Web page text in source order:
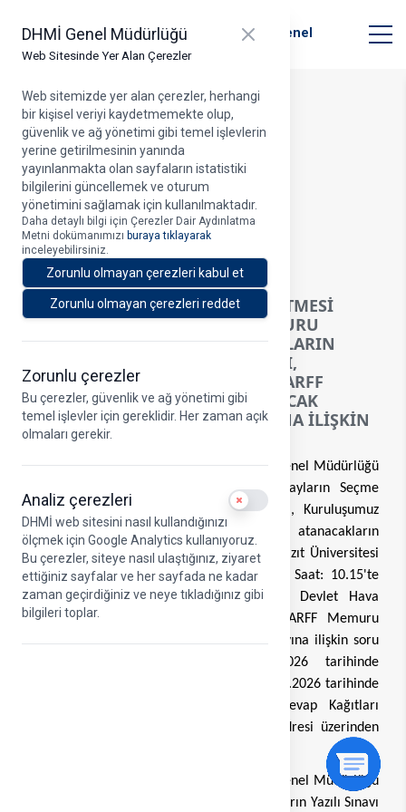
DHMİ Genel Müdürlüğü
Web Sitesinde Yer Alan Çerezler
Close panel
Web sitemizde yer alan çerezler, herhangi
bir kişisel veriyi kaydetmemekte olup,
güvenlik ve ağ yönetimi gibi temel işlevlerin
yerine getirilmesinin yanında
yayınlanmakta olan sayfaların istatistiki
bilgilerini güncellemek ve oturum
yönetimini sağlamak için kullanılmaktadır.
Daha detaylı bilgi için Çerezler Dair Aydınlatma
Metni dokümanımızı buraya tıklayarak
inceleyebilirsiniz.
Zorunlu olmayan çerezleri kabul et
Zorunlu olmayan çerezleri reddet
Zorunlu çerezler
Bu çerezler, güvenlik ve ağ yönetimi gibi
temel işlevler için gereklidir. Her zaman açık
olmaları gerekir.
Analiz çerezleri Use setting
DHMİ web sitesini nasıl kullandığınızı
ölçmek için Google Analytics kullanıyoruz.
Bu çerezler, siteye nasıl ulaştığınız, ziyaret
ettiğiniz sayfalar ve her sayfada ne kadar
zaman geçirdiğiniz ve neye tıkladığınız gibi
bilgileri toplar.
Devlet Hava Meydanları İşletmesi Genel
Müdürlüğü
Duyuru Detayı
Duyuru Tarihi > 12.05.2026
A
DEVLET HAVA MEYDANLARI İŞLETMESİ
GENEL MÜDÜRLÜĞÜ ARFF MEMURU
POZİSYONUNA ATANACAK ADAYLARIN
YAZILI SINAVI NİHAİ SONUÇLARI,
UYGULAMA SINAVI TAKVİMİ VE ARFF
MEMURU POZİSYONUNA ATANACAK
ADAYLARIN UYGULAMA SINAVINA İLİŞKİN
TALİMAT YAYIMLANDI.
Devlet Hava Meydanları İşletmesi Genel Müdürlüğü
ARFF Memuru Pozisyonuna Atanacak Adayların Seçme
Sınavlarına İlişkin Yönetmelik kapsamında, Kuruluşumuz
emrine ARFF Memuru pozisyonunda atanacakların
belirlenmesi amacıyla Ankara Yıldırım Beyazıt Üniversitesi
tarafından 18 Nisan 2026 Cumartesi günü Saat: 10.15'te
Ankara'da tek oturumda gerçekleştirilen Devlet Hava
Meydanları İşletmesi Genel Müdürlüğü ARFF Memuru
Pozisyonuna Atanacak Adayların Yazılı Sınavına ilişkin soru
kitapçığı ile cevap anahtarı 20.04.2026 tarihinde
Kuruluşumuz resmi internet adresi ve 30.04.2026 tarihinde
ise Yazılı Sınavı Sonuçları ve Optik Cevap Kağıtları
resmi internet adresi üzerinden
Devlet Hava Meydanları İşletmesi Genel Müdürlüğü
ARFF Memuru Pozisyonuna Atanacak Adayların Yazılı Sınavı